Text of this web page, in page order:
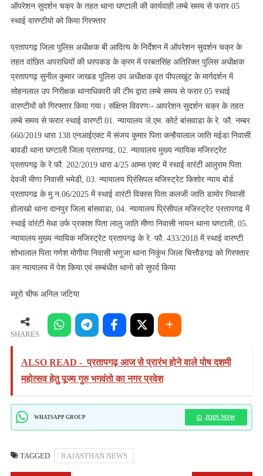
कार्यवाही
समय
से
फरार
05
स्थाई
वारण्टीयो
को
किया
गिरफ्तार
ऑपरेशन सुदर्शन चक्र के तहत थाना घण्टाली की कार्यवाही लम्बे समय से फरार 05
स्थाई वारण्टीयो को किया गिरफ्तार
प्रतापगढ़ जिला पुलिस अधीक्षक बी आदित्य के निर्देशन में ऑपरेशन सुदर्शन चक्र के
तहत वांछित अपराधियों की धरपकड के क्रम में परबतसिंह अतिरिक्त पुलिस अधीक्षक
प्रतापगढ़ सुनील कुमार जाखड पुलिस उप अधीक्षक वृत पीपलखूंट के मार्गदर्शन में
सोहनलाल उप निरीक्षक थानाधिकारी की टीम द्वारा लम्बे समय से फरार 05 स्थाई
वारण्टीयों को गिरफ्तार किया गया। संक्षिप्त विवरणः- आपरेशन सुदर्शन चक्र के तहत
लम्बे समय से फरार स्थाई वारण्टी 01. न्यायालय जे.एम. कोर्ट बांसवाडा के रे. फौ. नम्बर
660/2019 धारा 138 एनआईएक्ट में संजय कुमार पिता कन्हैयालाल जाति मईडा निवासी
बावडी थाना घण्टाली जिला प्रतापगढ, 02. न्यायालय मुख्य न्यायिक मजिस्ट्रेट
प्रतापगढ़ के रे.फौ. 202/2019 धारा 4/25 आम्स एक्ट में स्थाई वारंटी आलुराम पिता
देवजी मीणा निवासी भमेडी, 03. न्यायालय प्रिंसिपल मजिस्ट्रेट किशोर न्याय बोर्ड
प्रतापगढ के मु.न.06/2025 में स्थाई वारंटी विकास पिता कलजी जाति डामोर निवासी
होलाखो थाना दानपुर जिला बांसवाडा, 04. न्यायालय प्रिंसीपल मजिस्ट्रेट प्रतापगढ में
स्थाई वांरंटी मेधा उर्फ प्रकाश पिता लालु जाति मीणा निवासी नायन थाना घण्टाली, 05.
न्यायालय मुख्य न्यायिक मजिस्ट्रेट प्रतापगढ़ के रे. फौ. 433/2018 में स्थाई वारण्टी
शोभालाल पिता गणेश मोगीया निवासी भणुजा थाना निकुंभ जिला चित्तौडगढ को गिरफ्तार
कर न्यायालय में पेश किया एवं सम्बंधीत थानो को सुपर्द किया
ब्यूरो चीफ अनिल जटिया
SHARES
ALSO READ - प्रतापगढ़ आज से प्रारंभ होने वाले पोष दशमी
महोत्सव हेतु पूज्य गुरु भगवंतो का नगर प्रवेश
WHATSAPP GROUP JOIN NOW
TAGGED RAJASTHAN NEWS